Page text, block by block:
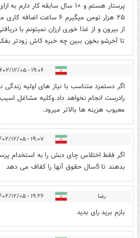
پرستار هستم و ۱۰ سال سابقه کار
۲۵ هزار تومن میگیرم ۶ ساعت
تا آخرشو بخون ببین چه خبره کاش زودتر
۱۹:۰۶ - ۱۴۰۲/۱۲/۰۵
اگر دستمزد متناسب با نیاز های اولیه
رادرست انجام نخواهد داد.وکلیه مشاغل
معیوب هزینه ها بالاتر میرود.
۱۹:۰۷ - ۱۴۰۲/۱۲/۰۵
اگر فقط اختلاس چای دبش را به استخدام
بدهند تا 5سال حقوق آنها را کفاف می دهد
رضا ۱۹:۲۶ - ۱۴۰۲/۱۲/۰۵
بازم برید رای بدید